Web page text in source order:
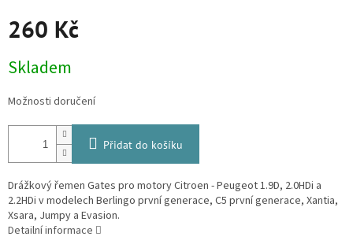
260 Kč
cena:
Skladem
Možnosti doručení
Přidat do košíku
Drážkový řemen Gates pro motory Citroen - Peugeot 1.9D, 2.0HDi a
2.2HDi v modelech Berlingo první generace, C5 první generace, Xantia,
Xsara, Jumpy a Evasion.
Detailní informace